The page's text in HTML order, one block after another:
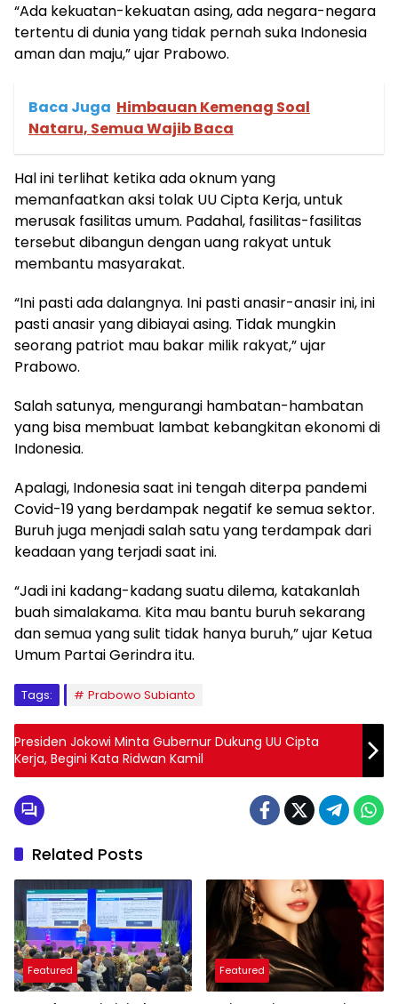
“Ada kekuatan-kekuatan asing, ada negara-negara
tertentu di dunia yang tidak pernah suka Indonesia
aman dan maju,” ujar Prabowo.
Baca Juga Himbauan Kemenag Soal
Nataru, Semua Wajib Baca
Hal ini terlihat ketika ada oknum yang
memanfaatkan aksi tolak UU Cipta Kerja, untuk
merusak fasilitas umum. Padahal, fasilitas-fasilitas
tersebut dibangun dengan uang rakyat untuk
membantu masyarakat.
“Ini pasti ada dalangnya. Ini pasti anasir-anasir ini, ini
pasti anasir yang dibiayai asing. Tidak mungkin
seorang patriot mau bakar milik rakyat,” ujar
Prabowo.
Salah satunya, mengurangi hambatan-hambatan
yang bisa membuat lambat kebangkitan ekonomi di
Indonesia.
Apalagi, Indonesia saat ini tengah diterpa pandemi
Covid-19 yang berdampak negatif ke semua sektor.
Buruh juga menjadi salah satu yang terdampak dari
keadaan yang terjadi saat ini.
“Jadi ini kadang-kadang suatu dilema, katakanlah
buah simalakama. Kita mau bantu buruh sekarang
dan semua yang sulit tidak hanya buruh,” ujar Ketua
Umum Partai Gerindra itu.
Tags: Prabowo Subianto
Presiden Jokowi Minta Gubernur Dukung UU Cipta
Kerja, Begini Kata Ridwan Kamil
Related Posts
Featured Featured